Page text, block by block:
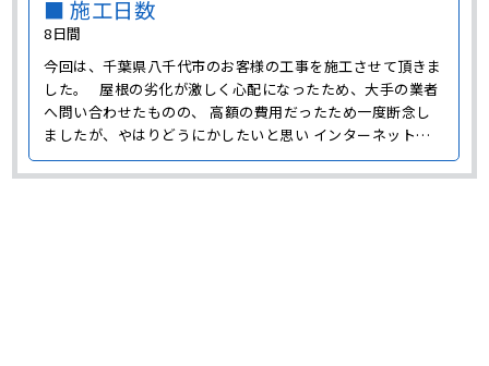
■ 施工日数
8日間
今回は、千葉県八千代市のお客様の工事を施工させて頂きま
した。 屋根の劣化が激しく心配になったため、大手の業者
へ問い合わせたものの、 高額の費用だったため一度断念し
ましたが、やはりどうにかしたいと思い インターネットで
地元の業者を探した際に弊社のホームページを見つけ、 ご依
頼して頂きました。 すぐに調査に伺うと、主に屋根の表面